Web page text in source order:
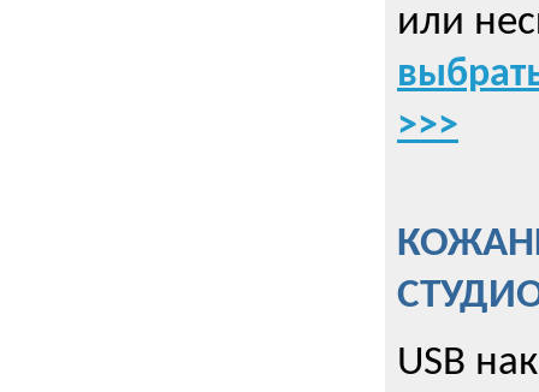
или
>>>
USB